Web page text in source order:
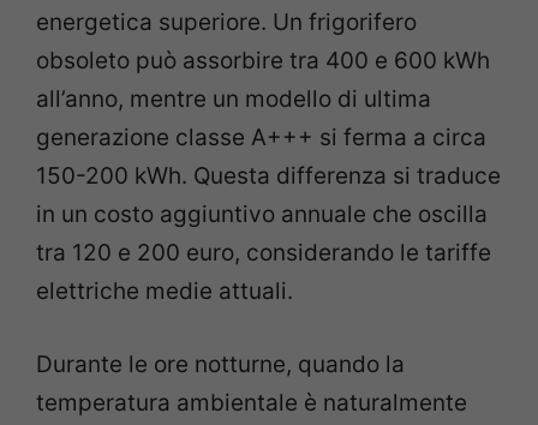
energetica superiore. Un frigorifero
obsoleto può assorbire tra 400 e 600 kWh
all’anno, mentre un modello di ultima
generazione classe A+++ si ferma a circa
150-200 kWh. Questa differenza si traduce
in un costo aggiuntivo annuale che oscilla
tra 120 e 200 euro, considerando le tariffe
elettriche medie attuali.
Durante le ore notturne, quando la
temperatura ambientale è naturalmente